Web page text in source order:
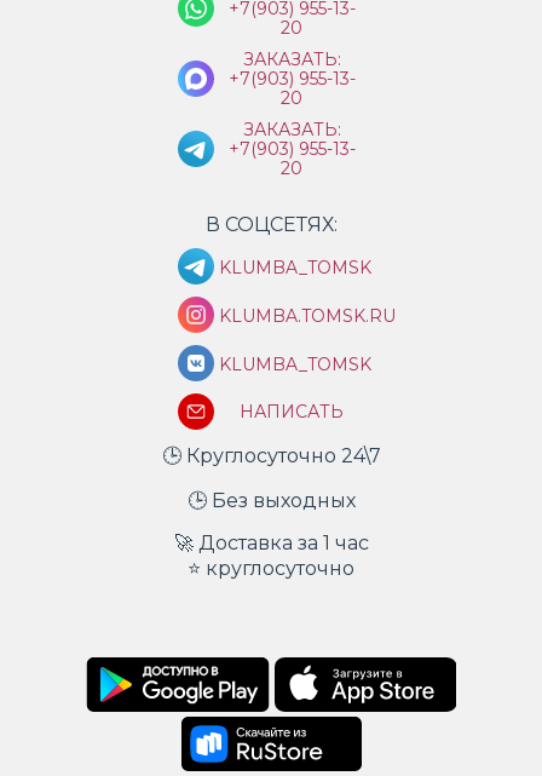
+7(903) 955-13-
20
ЗАКАЗАТЬ:
+7(903) 955-13-
20
ЗАКАЗАТЬ:
+7(903) 955-13-
20
В СОЦСЕТЯХ:
KLUMBA_TOMSK
KLUMBA.TOMSK.RU
KLUMBA_TOMSK
НАПИСАТЬ
🕒 Круглосуточно 24\7
🕒 Без выходных
🚀 Доставка за 1 час
⭐ круглосуточно